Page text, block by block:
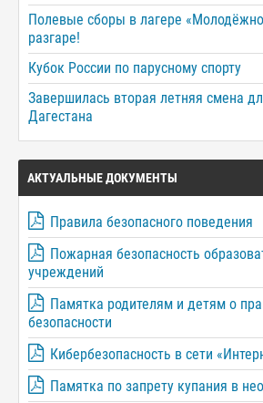
Полевые сборы в лагере
разгаре!
Кубок России по парусному спорту
Завершилась вторая летняя смена
Дагестана
АКТУАЛЬНЫЕ ДОКУМЕНТЫ
Правила безопасного поведения
Пожарная безопасность
учреждений
Памятка родителям и детям о
безопасности
Кибербезопасность в сети
Памятка по запрету купания в